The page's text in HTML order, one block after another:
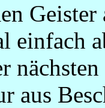
einfach
aus